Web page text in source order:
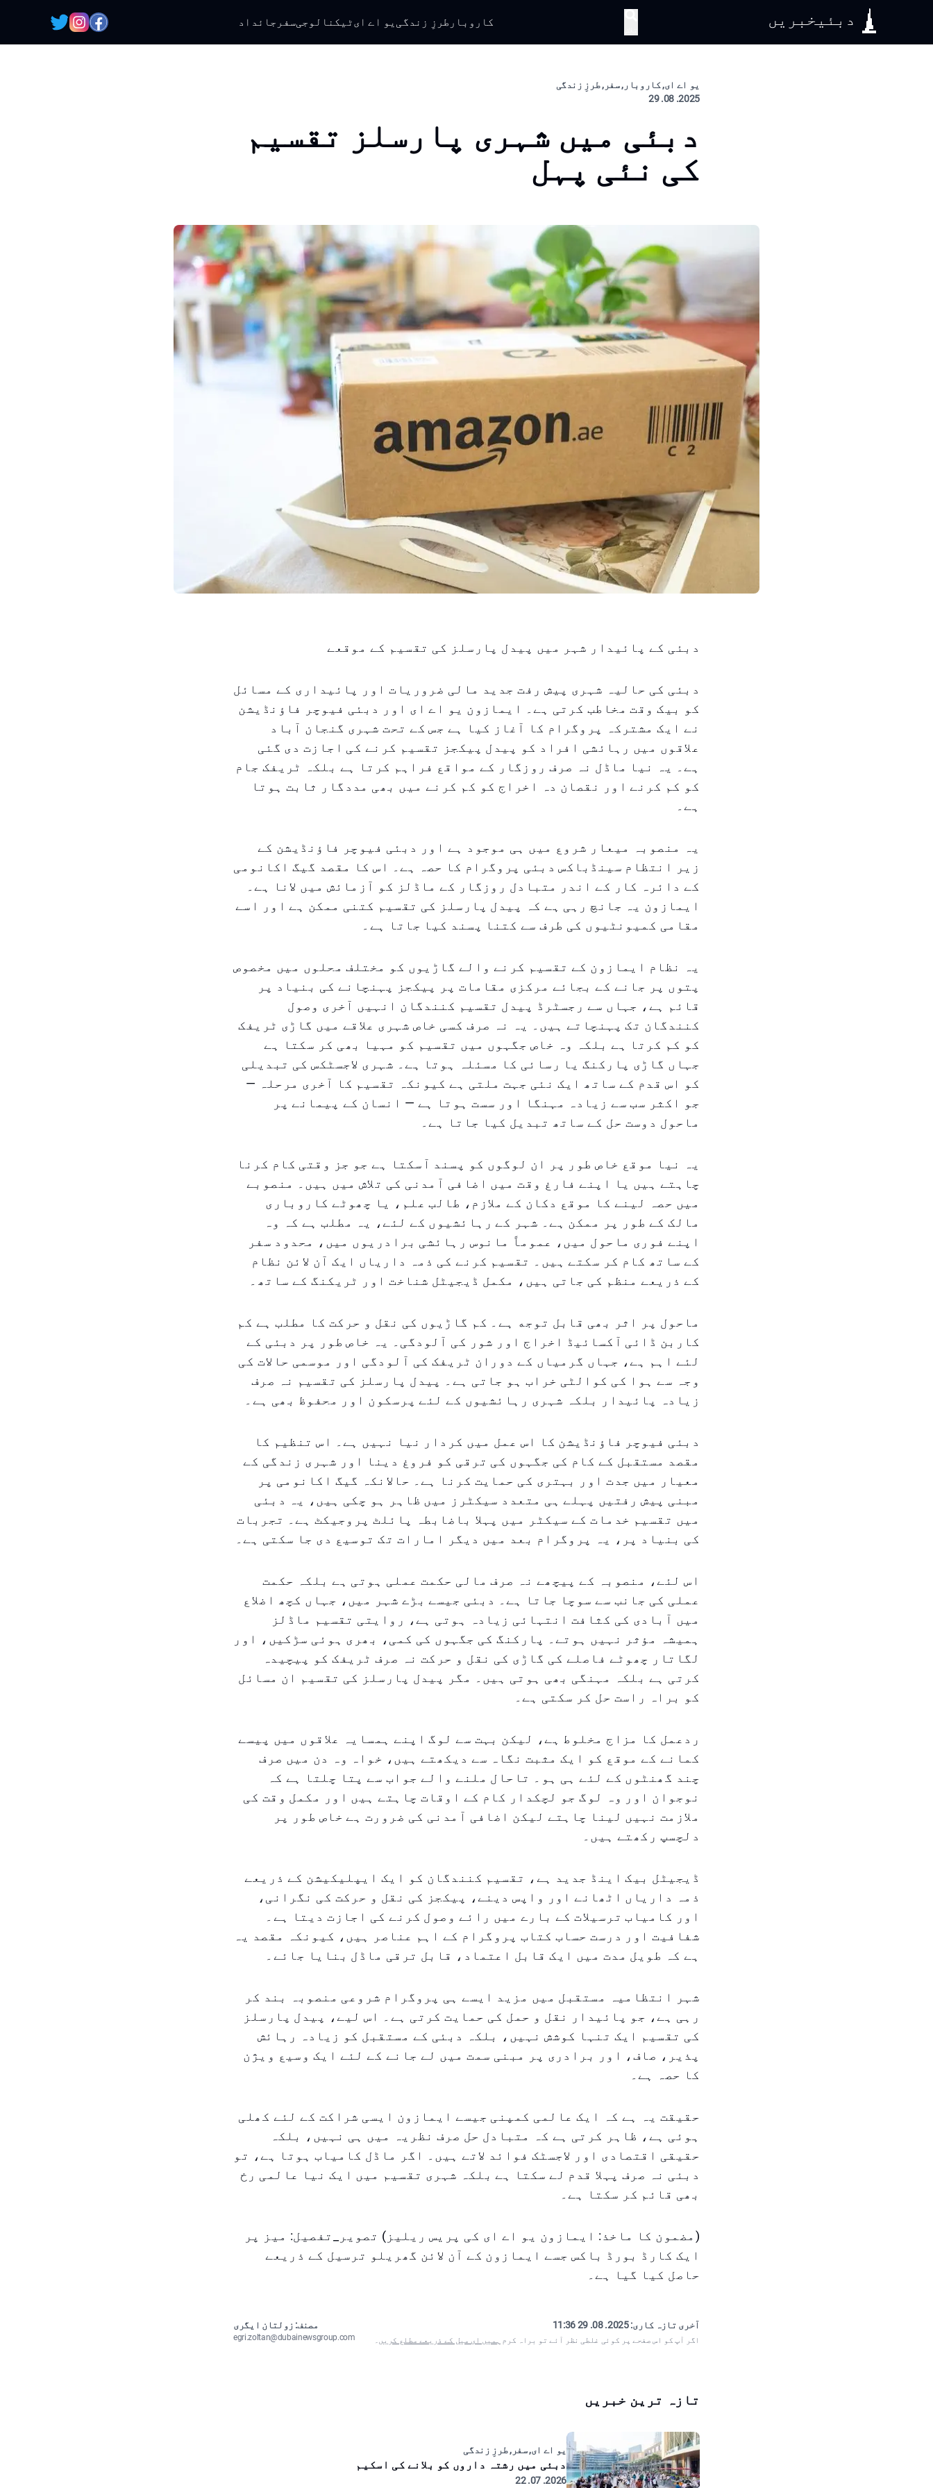
دبئیخبریں کاروبار طرزِ زندگی یو اے ایٹیکنالوجیسفر جائداد
یو اے ای, کاروبار, سفر, طرزِ زندگی
2025. 08. 29
دبئی میں شہری پارسلز تقسیم
کی نئی پہل
دبئی کے پائیدار شہر میں پیدل پارسلز کی تقسیم کے موقعے
دبئی کی حالیہ شہری پیش رفت جدید مالی ضروریات اور پائیداری کے مسائل
کو بیک وقت مخاطب کرتی ہے۔ ایمازون یو اے ای اور دبئی فیوچر فاؤنڈیشن
نے ایک مشترکہ پروگرام کا آغاز کیا ہے جس کے تحت شہری گنجان آباد
علاقوں میں رہائشی افراد کو پیدل پیکجز تقسیم کرنے کی اجازت دی گئی
ہے۔ یہ نیا ماڈل نہ صرف روزگار کے مواقع فراہم کرتا ہے بلکہ ٹریفک جام
کو کم کرنے اور نقصان دہ اخراج کو کم کرنے میں بھی مددگار ثابت ہوتا
ہے۔
یہ منصوبہ میعار شروع میں ہی موجود ہے اور دبئی فیوچر فاؤنڈیشن کے
زیر انتظام سینڈباکس دبئی پروگرام کا حصہ ہے۔ اس کا مقصد گیگ اکانومی
کے دائرہ کار کے اندر متبادل روزگار کے ماڈلز کو آزمائش میں لانا ہے۔
ایمازون یہ جانچ رہی ہے کہ پیدل پارسلز کی تقسیم کتنی ممکن ہے اور اسے
مقامی کمیونٹیوں کی طرف سے کتنا پسند کیا جاتا ہے۔
یہ نظام ایمازون کے تقسیم کرنے والے گاڑیوں کو مختلف محلوں میں مخصوص
پتوں پر جانے کے بجائے مرکزی مقامات پر پیکجز پہنچانے کی بنیاد پر
قائم ہے، جہاں سے رجسٹرڈ پیدل تقسیم کنندگان انہیں آخری وصول
کنندگان تک پہنچاتے ہیں۔ یہ نہ صرف کسی خاص شہری علاقے میں گاڑی ٹریفک
کو کم کرتا ہے بلکہ وہ خاص جگہوں میں تقسیم کو مہیا بھی کر سکتا ہے
جہاں گاڑی پارکنگ یا رسائی کا مسئلہ ہوتا ہے۔ شہری لاجسٹکس کی تبدیلی
کو اس قدم کے ساتھ ایک نئی جہت ملتی ہے کیونکہ تقسیم کا آخری مرحلہ —
جو اکثر سب سے زیادہ مہنگا اور سست ہوتا ہے — انسان کے پیمانے پر
ماحول دوست حل کے ساتھ تبدیل کیا جاتا ہے۔
یہ نیا موقع خاص طور پر ان لوگوں کو پسند آسکتا ہے جو جز وقتی کام کرنا
چاہتے ہیں یا اپنے فارغ وقت میں اضافی آمدنی کی تلاش میں ہیں۔ منصوبے
میں حصہ لینے کا موقع دکان کے ملازم، طالب علم، یا چھوٹے کاروباری
مالک کے طور پر ممکن ہے۔ شہر کے رہائشیوں کے لئے، یہ مطلب ہے کہ وہ
اپنے فوری ماحول میں، عموماً مانوس رہائشی برادریوں میں، محدود سفر
کے ساتھ کام کر سکتے ہیں۔ تقسیم کرنے کی ذمہ داریاں ایک آن لائن نظام
کے ذریعے منظم کی جاتی ہیں، مکمل ڈیجیٹل شناخت اور ٹریکنگ کے ساتھ۔
ماحول پر اثر بھی قابل توجه ہے۔ کم گاڑیوں کی نقل و حرکت کا مطلب ہے کم
کاربن ڈائی آکسائیڈ اخراج اور شور کی آلودگی۔ یہ خاص طور پر دبئی کے
لئے اہم ہے، جہاں گرمیاں کے دوران ٹریفک کی آلودگی اور موسمی حالات کی
وجہ سے ہوا کی کوالٹی خراب ہو جاتی ہے۔ پیدل پارسلز کی تقسیم نہ صرف
زیادہ پائیدار بلکہ شہری رہائشیوں کے لئے پرسکون اور محفوظ بھی ہے۔
دبئی فیوچر فاؤنڈیشن کا اس عمل میں کردار نیا نہیں ہے۔ اس تنظیم کا
مقصد مستقبل کے کام کی جگہوں کی ترقی کو فروغ دینا اور شہری زندگی کے
معیار میں جدت اور بہتری کی حمایت کرنا ہے۔ حالانکہ گیگ اکانومی پر
مبنی پیش رفتیں پہلے ہی متعدد سیکٹرز میں ظاہر ہو چکی ہیں، یہ دبئی
میں تقسیم خدمات کے سیکٹر میں پہلا باضابطہ پائلٹ پروجیکٹ ہے۔ تجربات
کی بنیاد پر، یہ پروگرام بعد میں دیگر امارات تک توسیع دی جا سکتی ہے۔
اس لئے، منصوبہ کے پیچھے نہ صرف مالی حکمت عملی ہوتی ہے بلکہ حکمت
عملی کی جانب سے سوچا جاتا ہے۔ دبئی جیسے بڑے شہر میں، جہاں کچھ اضلاع
میں آبادی کی کثافت انتہائی زیادہ ہوتی ہے، روایتی تقسیم ماڈلز
ہمیشہ مؤثر نہیں ہوتے۔ پارکنگ کی جگہوں کی کمی، بھری ہوئی سڑکیں، اور
لگاتار چھوٹے فاصلے کی گاڑی کی نقل و حرکت نہ صرف ٹریفک کو پیچیدہ
کرتی ہے بلکہ مہنگی بھی ہوتی ہیں۔ مگر پیدل پارسلز کی تقسیم ان مسائل
کو براہ راست حل کر سکتی ہے۔
ردعمل کا مزاج مخلوط ہے، لیکن بہت سے لوگ اپنے ہمسایہ علاقوں میں پیسے
کمانے کے موقع کو ایک مثبت نگاہ سے دیکھتے ہیں، خواہ وہ دن میں صرف
چند گھنٹوں کے لئے ہی ہو۔ تاحال ملنے والے جواب سے پتا چلتا ہے کہ
نوجوان اور وہ لوگ جو لچکدار کام کے اوقات چاہتے ہیں اور مکمل وقت کی
ملازمت نہیں لینا چاہتے لیکن اضافی آمدنی کی ضرورت ہے خاص طور پر
دلچسپ رکھتے ہیں۔
ڈیجیٹل بیک اینڈ جدید ہے، تقسیم کنندگان کو ایک ایپلیکیشن کے ذریعے
ذمہ داریاں اٹھانے اور واپس دینے، پیکجز کی نقل و حرکت کی نگرانی،
اور کامیاب ترسیلات کے بارے میں رائے وصول کرنے کی اجازت دیتا ہے۔
شفافیت اور درست حساب کتاب پروگرام کے اہم عناصر ہیں، کیونکہ مقصد یہ
ہے کہ طویل مدت میں ایک قابل اعتماد، قابل ترقی ماڈل بنایا جائے۔
شہر انتظامیہ مستقبل میں مزید ایسے ہی پروگرام شروعی منصوبہ بند کر
رہی ہے، جو پائیدار نقل و حمل کی حمایت کرتی ہے۔ اس لیے، پیدل پارسلز
کی تقسیم ایک تنہا کوشش نہیں، بلکہ دبئی کے مستقبل کو زیادہ رہائش
پذیر، صاف، اور برادری پر مبنی سمت میں لے جانے کے لئے ایک وسیع ویژن
کا حصہ ہے۔
حقیقت یہ ہے کہ ایک عالمی کمپنی جیسے ایمازون ایسی شراکت کے لئے کھلی
ہوئی ہے، ظاہر کرتی ہے کہ متبادل حل صرف نظریہ میں ہی نہیں، بلکہ
حقیقی اقتصادی اور لاجسٹک فوائد لاتے ہیں۔ اگر ماڈل کامیاب ہوتا ہے، تو
دبئی نہ صرف پہلا قدم لے سکتا ہے بلکہ شہری تقسیم میں ایک نیا عالمی رخ
بھی قائم کر سکتا ہے۔
(مضمون کا ماخذ: ایمازون یو اے ای کی پریس ریلیز) تصویر_تفصیل: میز پر
ایک کارڈ بورڈ باکس جسے ایمازون کے آن لائن گھریلو ترسیل کے ذریعے
حاصل کیا گیا ہے۔
آخری تازہ کاری:2025. 08. 29 11:36
اگر آپ کو اس صفحے پر کوئی غلطی نظر آئے تو براہ کرم ہمیں ای میل کے ذریعے مطلع کریں۔
مصنف: زولتان ایگری
egri.zoltan@dubainewsgroup.com
تازہ ترین خبریں
یو اے ای, سفر, طرزِ زندگی
دبئی میں رشتہ داروں کو بلانے کی اسکیم
2026. 07. 22